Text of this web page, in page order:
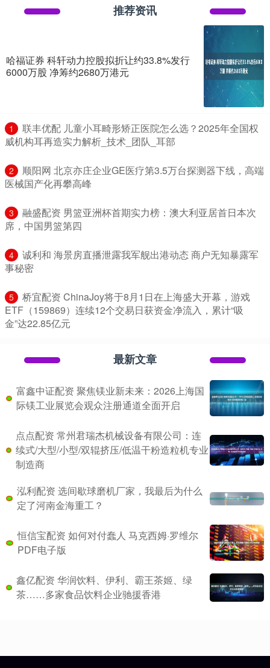
推荐资讯
哈福证券 科轩动力控股拟折让约33.8%发行
6000万股 净筹约2680万港元
1
​联丰优配 儿童小耳畸形矫正医院怎么选？2025年全国权
威机构耳再造实力解析_技术_团队_耳部
2
​顺阳网 北京亦庄企业GE医疗第3.5万台探测器下线，高端
医械国产化再攀高峰
3
​融盛配资 男篮亚洲杯首期实力榜：澳大利亚居首日本次
席，中国男篮第四
4
​诚利和 海景房直播泄露我军舰出港动态 商户无知暴露军
事秘密
5
​桥宜配资 ChinaJoy将于8月1日在上海盛大开幕，游戏
ETF（159869）连续12个交易日获资金净流入，累计“吸
金”达22.85亿元
最新文章
富鑫中证配资 聚焦镁业新未来：2026上海国
际镁工业展览会观众注册通道全面开启
点点配资 常州君瑞杰机械设备有限公司：连
续式/大型/小型/双辊挤压/低温干粉造粒机专业
制造商
泓利配资 选间歇球磨机厂家，我最后为什么
定了河南金海重工？
恒信宝配资 如何对付蠢人 马克西姆·罗维尔
PDF电子版
鑫亿配资 华润饮料、伊利、霸王茶姬、绿
茶……多家食品饮料企业驰援香港